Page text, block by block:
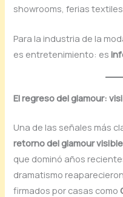
showrooms, ferias
Para la industria de la
es entretenimiento: es
El regreso del glamour:
Una de las señales más
retorno del glamour visible
que dominó años
dramatismo
firmados por casas como